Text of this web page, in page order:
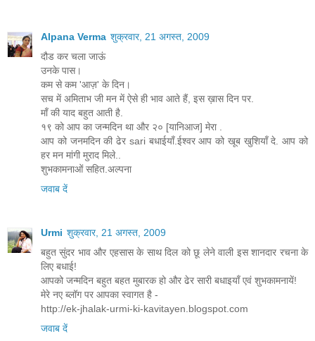
Alpana Verma शुक्रवार, 21 अगस्त, 2009
दौड कर चला जाऊं
उनके पास।
कम से कम 'आज़' के दिन।
सच में अमिताभ जी मन में ऐसे ही भाव आते हैं, इस ख़ास दिन पर.
माँ की याद बहुत आती है.
१९ को आप का जन्मदिन था और २० [यानिआज] मेरा .
आप को जनमदिन की ढेर sari बधाईयाँ.ईश्वर आप को खूब खुशियाँ दे. आप को
हर मन मांगी मुराद मिले..
शुभकामनाओं सहित.अल्पना
जवाब दें
Urmi शुक्रवार, 21 अगस्त, 2009
बहुत सुंदर भाव और एहसास के साथ दिल को छू लेने वाली इस शानदार रचना के
लिए बधाई!
आपको जन्मदिन बहुत बहत मुबारक हो और ढेर सारी बधाइयाँ एवं शुभकामनायें!
मेरे नए ब्लॉग पर आपका स्वागत है -
http://ek-jhalak-urmi-ki-kavitayen.blogspot.com
जवाब दें